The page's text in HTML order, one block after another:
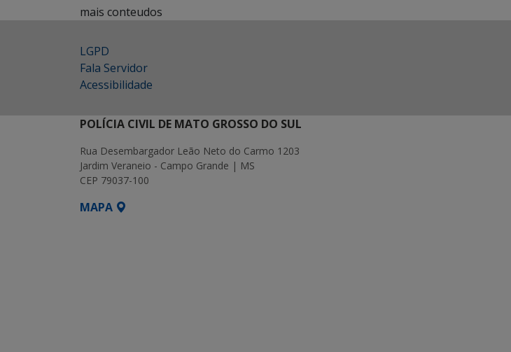
mais conteudos
LGPD
Fala Servidor
Acessibilidade
POLÍCIA CIVIL DE MATO GROSSO DO SUL
Rua Desembargador Leão Neto do Carmo 1203
Jardim Veraneio - Campo Grande | MS
CEP 79037-100
MAPA